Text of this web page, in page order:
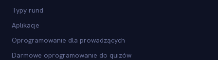
Typy rund
Aplikacje
Oprogramowanie dla prowadzących
Darmowe oprogramowanie do quizów